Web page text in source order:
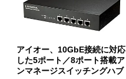
アイオー、10GbE接続に対応
した5ポート／8ポート搭載ア
ンマネージスイッチングハブ